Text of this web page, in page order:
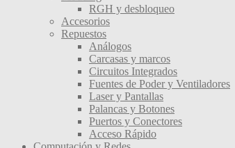
RGH y desbloqueo
Accesorios
Repuestos
Análogos
Carcasas y marcos
Circuitos Integrados
Fuentes de Poder y Ventiladores
Laser y Pantallas
Palancas y Botones
Puertos y Conectores
Acceso Rápido